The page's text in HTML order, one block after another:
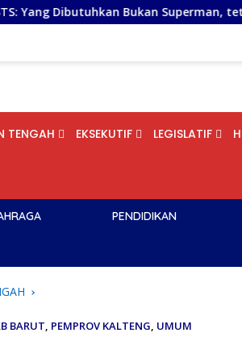
Bukan Superman, tetapi Super
TENGAH EKSEKUTIF LEGISLATIF
PENDIDIKAN
BARUT, PEMPROV KALTENG, UMUM